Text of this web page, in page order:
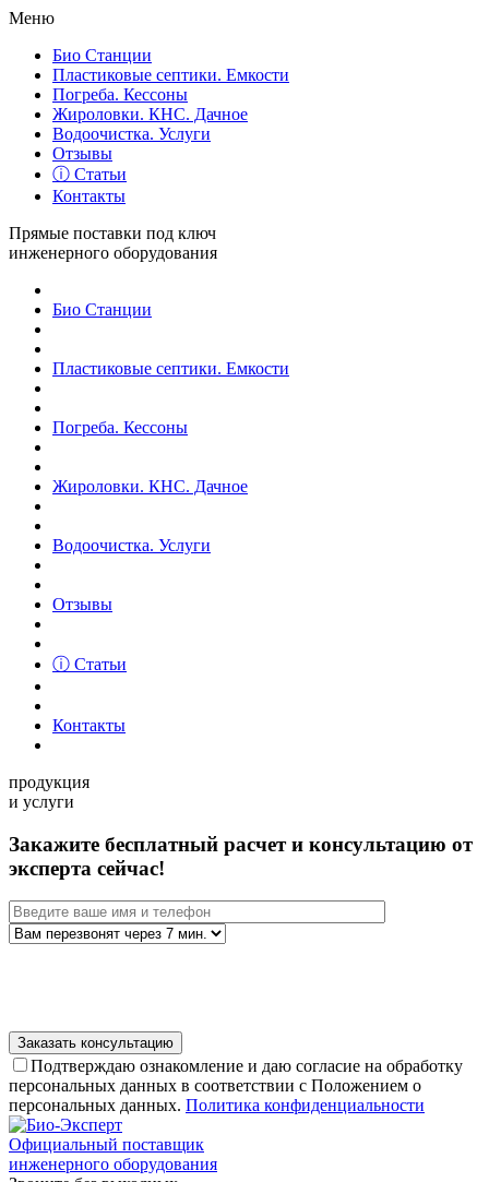
Меню
Био Станции
Пластиковые септики. Емкости
Погреба. Кессоны
Жироловки. КНС. Дачное
Водоочистка. Услуги
Отзывы
ⓘ Статьи
Контакты
Прямые поставки под ключ
инженерного оборудования
Био Станции
Пластиковые септики. Емкости
Погреба. Кессоны
Жироловки. КНС. Дачное
Водоочистка. Услуги
Отзывы
ⓘ Статьи
Контакты
продукция
и услуги
Закажите бесплатный расчет и консультацию от
эксперта сейчас!
Подтверждаю ознакомление и даю согласие на обработку
персональных данных в соответствии с Положением о
персональных данных. Политика конфиденциальности
Официальный поставщик
инженерного оборудования